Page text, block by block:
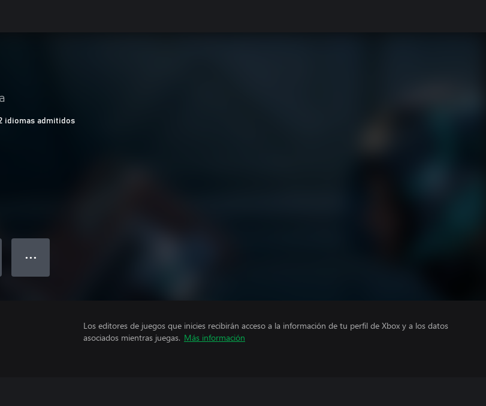
idiomas admitidos
● ● ●
Los editores de juegos que inicies recibirán acceso a la información de tu perfil de Xbox y a los datos
asociados mientras juegas. Más información